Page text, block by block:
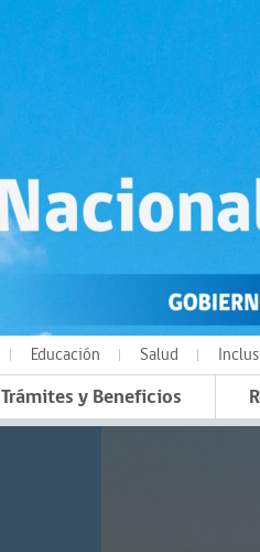
Educación Salud
Trámites y Beneficios